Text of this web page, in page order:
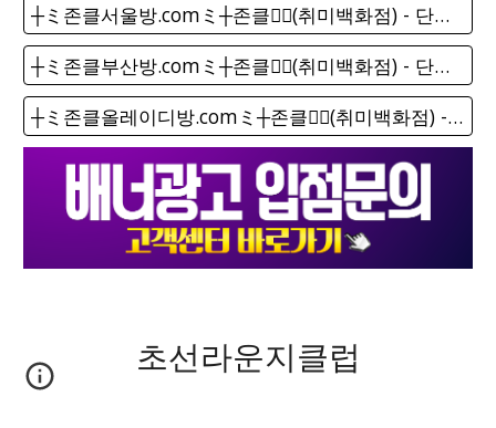
┼ミ존클서울방.comミ┼존클❤️‍🔥(취미백화점) - 단톡방
┼ミ존클부산방.comミ┼존클❤️‍🔥(취미백화점) - 단톡방
┼ミ존클올레이디방.comミ┼존클❤️‍🔥(취미백화점) - 단톡방
초선라운지클럽